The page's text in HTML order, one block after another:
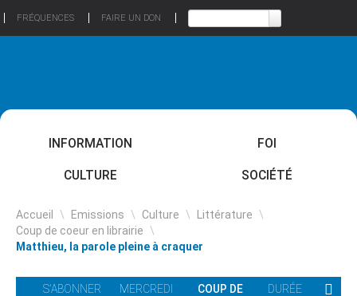
FRÉQUENCES FAIRE UN DON
INFORMATION FOI
CULTURE SOCIÉTÉ
Accueil \ Emissions \ Culture \ Littérature \
Coup de coeur en librairie \
Matthieu, la parole pleine à craquer
S'ABONNER
MERCREDI
COUP DE
DURÉE